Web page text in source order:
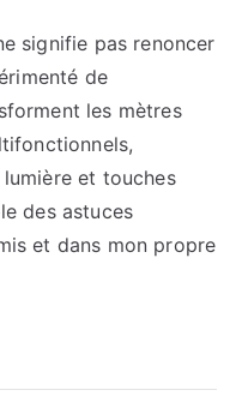
signifie pas renoncer
de
les mètres
et touches
des astuces
et dans mon propre